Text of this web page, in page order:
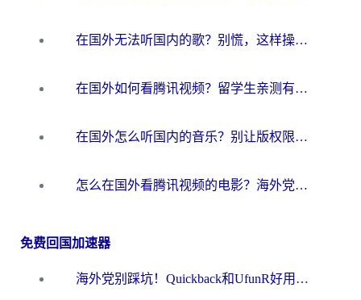
在国外无法听国内的歌？别慌，这样操作就能畅听QQ音乐（附亲测加速器推荐）
在国外如何看腾讯视频？留学生亲测有效的回国加速方案
在国外怎么听国内的音乐？别让版权限制断了你的华语歌单
怎么在国外看腾讯视频的电影？海外党亲测有效的回国加速指南
免费回国加速器
海外党别踩坑！Quickback和UfunR好用吗？选对回国加速器才能无缝刷国内资源